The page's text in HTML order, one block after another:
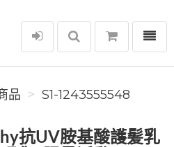
選單
品 S1-1243555548
抗UV胺基酸護髪乳